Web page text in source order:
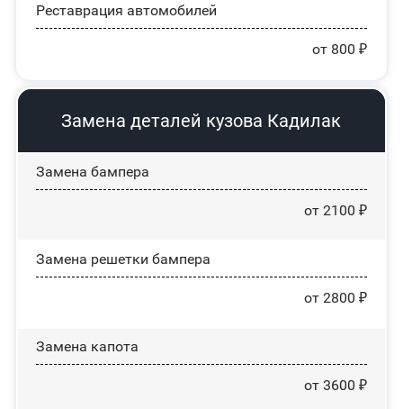
Реставрация автомобилей
от 800 ₽
Замена деталей кузова Кадилак
Замена бампера
от 2100 ₽
Замена решетки бампера
от 2800 ₽
Замена капота
от 3600 ₽